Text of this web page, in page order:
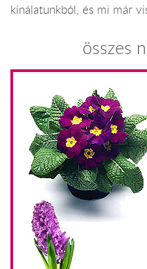
kínálatunkból, és mi már
összes